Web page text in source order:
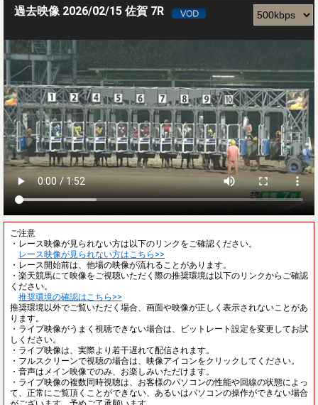
過去映像 2026/02/15 佐賀 7R
ご注意
・レース映像が見られない方は以下のリンクをご確認ください。
レース映像が見られない方はこちら>>
・レース開始前は、他場の映像が流れることがあります。
・楽天競馬にて映像をご視聴いただく際の推奨環境は以下のリンクからご確認
ください。
推奨環境の確認はこちら>>
推奨環境以外でご覧いただく場合、画面や映像が正しく表示されないことがあ
ります。
・ライブ映像がうまく視聴できない場合は、ビットレート設定を変更してお試
しください。
・ライブ映像は、実際より若干遅れて配信されます。
・フルスクリーンで視聴の場合は、映像アイコンをクリックしてください。
・音声はメイン映像でのみ、お楽しみいただけます。
・ライブ映像の複数同時視聴は、お客様のパソコンの性能や回線の状態によっ
て、正常にご覧頂くことができない、あるいはパソコンの操作ができない場合